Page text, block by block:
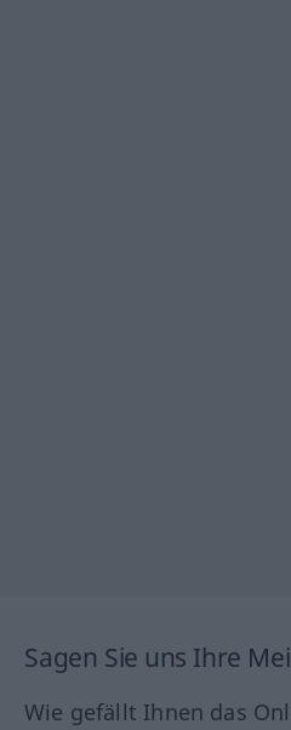
Sagen Sie uns Ihre
Wie gefällt Ihnen das